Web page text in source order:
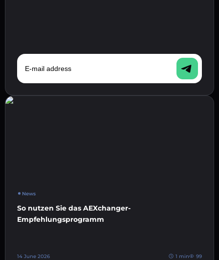
E-mail address
News
So nutzen Sie das AEXchanger-
Empfehlungsprogramm
14 June 2026 1 min 99